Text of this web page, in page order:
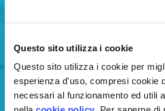
Questo sito utilizza i cookie
Questo sito utilizza i cookie per
esperienza d'uso, compresi cookie
necessari al funzionamento ed utili
muffa